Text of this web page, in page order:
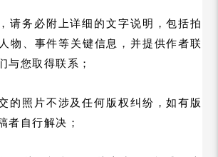
请务必附上详细的文字说明，包括拍
物、事件等关键信息，并提供作者联
与您取得联系；
的照片不涉及任何版权纠纷，如有版
者自行解决；